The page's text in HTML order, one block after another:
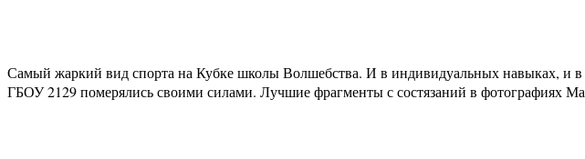
Самый жаркий вид спорта на Кубке школы Волшебства. И в индивидуальных навыках, и в
ГБОУ 2129 померялись своими силами. Лучшие фрагменты с состязаний в фотографиях